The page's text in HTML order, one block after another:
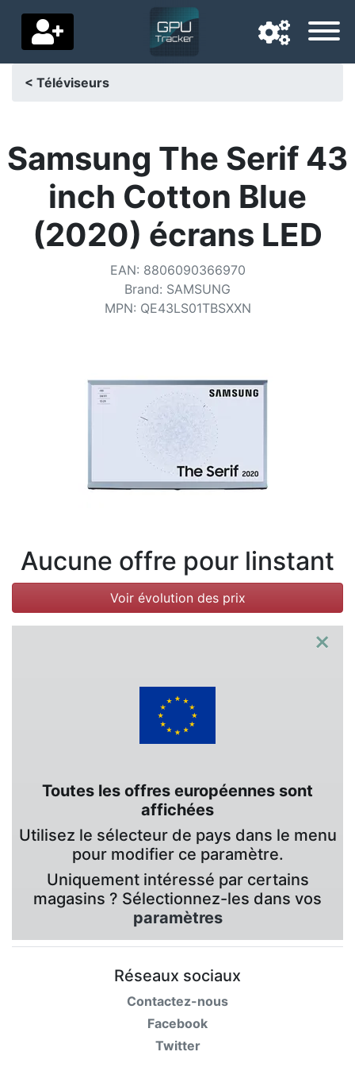
Pays de livraison
Accueil
Baisses de prix
Paramètres
< Téléviseurs
Samsung The Serif 43
inch Cotton Blue
(2020) écrans LED
EAN: 8806090366970
Brand: SAMSUNG
MPN: QE43LS01TBSXXN
Aucune offre pour linstant
Voir évolution des prix
×
Toutes les offres européennes sont
affichées
Utilisez le sélecteur de pays dans le menu
pour modifier ce paramètre.
Uniquement intéressé par certains
magasins ? Sélectionnez-les dans vos
paramètres
Réseaux sociaux
Contactez-nous
Facebook
Twitter